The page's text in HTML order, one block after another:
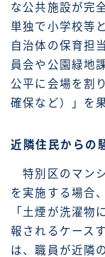
な公共施設が完
単独で小学校等
自治体の保育担
員会や公園緑地
公平に会場を割
確保など）」を
近隣住民からの
特別区のマン
を実施する場合
「土煙が洗濯物
報されるケース
は、職員が近隣